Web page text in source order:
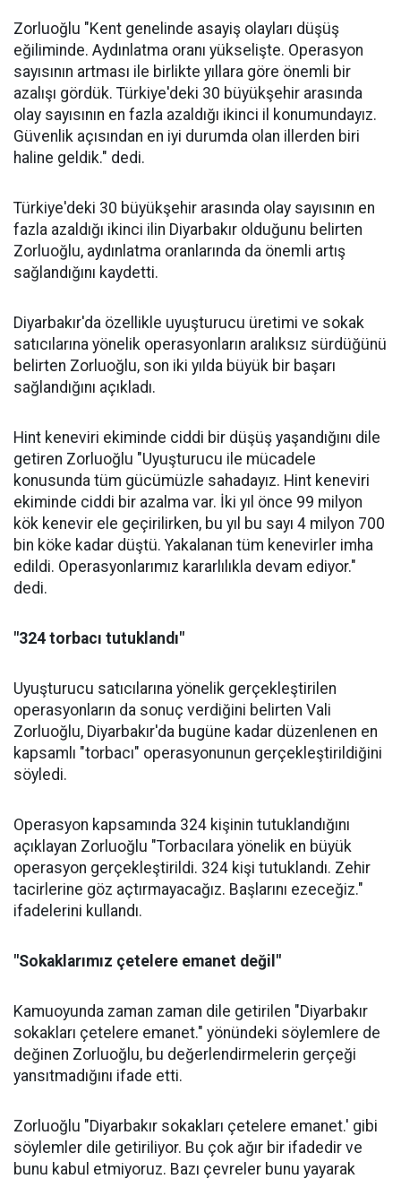
Zorluoğlu "Kent genelinde asayiş olayları düşüş
eğiliminde. Aydınlatma oranı yükselişte. Operasyon
sayısının artması ile birlikte yıllara göre önemli bir
azalışı gördük. Türkiye'deki 30 büyükşehir arasında
olay sayısının en fazla azaldığı ikinci il konumundayız.
Güvenlik açısından en iyi durumda olan illerden biri
haline geldik." dedi.
Türkiye'deki 30 büyükşehir arasında olay sayısının en
fazla azaldığı ikinci ilin Diyarbakır olduğunu belirten
Zorluoğlu, aydınlatma oranlarında da önemli artış
sağlandığını kaydetti.
Diyarbakır'da özellikle uyuşturucu üretimi ve sokak
satıcılarına yönelik operasyonların aralıksız sürdüğünü
belirten Zorluoğlu, son iki yılda büyük bir başarı
sağlandığını açıkladı.
Hint keneviri ekiminde ciddi bir düşüş yaşandığını dile
getiren Zorluoğlu "Uyuşturucu ile mücadele
konusunda tüm gücümüzle sahadayız. Hint keneviri
ekiminde ciddi bir azalma var. İki yıl önce 99 milyon
kök kenevir ele geçirilirken, bu yıl bu sayı 4 milyon 700
bin köke kadar düştü. Yakalanan tüm kenevirler imha
edildi. Operasyonlarımız kararlılıkla devam ediyor."
dedi.
"324 torbacı tutuklandı"
Uyuşturucu satıcılarına yönelik gerçekleştirilen
operasyonların da sonuç verdiğini belirten Vali
Zorluoğlu, Diyarbakır'da bugüne kadar düzenlenen en
kapsamlı "torbacı" operasyonunun gerçekleştirildiğini
söyledi.
Operasyon kapsamında 324 kişinin tutuklandığını
açıklayan Zorluoğlu "Torbacılara yönelik en büyük
operasyon gerçekleştirildi. 324 kişi tutuklandı. Zehir
tacirlerine göz açtırmayacağız. Başlarını ezeceğiz."
ifadelerini kullandı.
"Sokaklarımız çetelere emanet değil"
Kamuoyunda zaman zaman dile getirilen "Diyarbakır
sokakları çetelere emanet." yönündeki söylemlere de
değinen Zorluoğlu, bu değerlendirmelerin gerçeği
yansıtmadığını ifade etti.
Zorluoğlu "Diyarbakır sokakları çetelere emanet.' gibi
söylemler dile getiriliyor. Bu çok ağır bir ifadedir ve
bunu kabul etmiyoruz. Bazı çevreler bunu yayarak